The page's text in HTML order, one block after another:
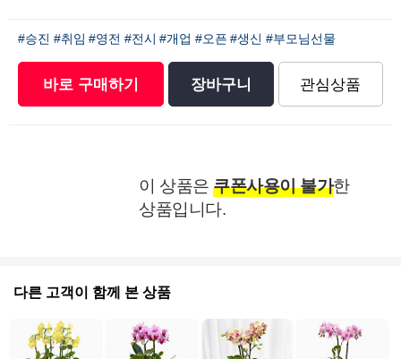
#승진 #취임 #영전 #전시 #개업 #오픈 #생신 #부모님선물
바로 구매하기 장바구니 관심상품
이 상품은 쿠폰사용이 불가한
상품입니다.
다른 고객이 함께 본 상품